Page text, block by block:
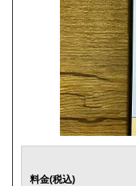
料金(税込)